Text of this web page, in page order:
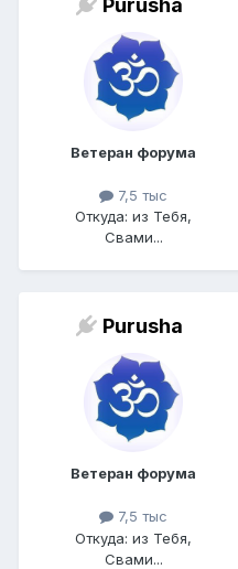
Purusha
Ветеран форума
7,5 тыс
Откуда: из Тебя,
Свами...
Purusha
Ветеран форума
7,5 тыс
Откуда: из Тебя,
Свами...